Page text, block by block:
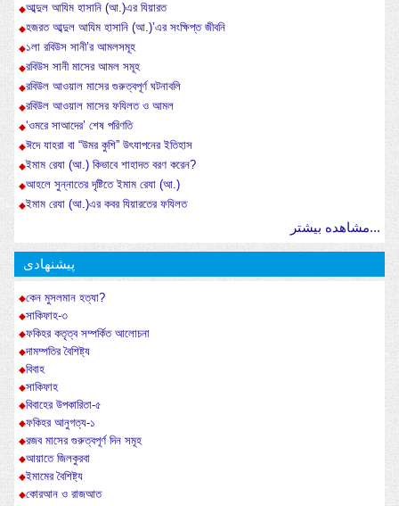
আব্দুল আযিম হাসানি (আ.)এর যিয়ারত
হজরত আব্দুল আযিম হাসানি (আ.)’এর সংক্ষিপ্ত জীবনি
১লা রবিউস সানী’র আমলসমূহ
রবিউস সানী মাসের আমল সমূহ
রবিউল আওয়াল মাসের গুরুত্বপূর্ণ ঘটনাবলি
রবিউল আওয়াল মাসের ফযিলত ও আমল
‘ওমরে সাআদের’ শেষ পরিণতি
ঈদে যাহরা বা “উমর কুশি” উৎযাপনের ইতিহাস
ইমাম রেযা (আ.) কিভাবে শাহাদত বরণ করেন?
আহলে সুন্নাতের দৃষ্টিতে ইমাম রেযা (আ.)
ইমাম রেযা (আ.)এর কবর যিয়ারতের ফযিলত
مشاهده بیشتر...
پیشنهادی
কেন মুসলমান হত্যা?
সাকিফাহ-৩
ফকিহর কতৃত্ব সম্পর্কিত আলোচনা
দামম্পতির বৈশিষ্ট্য
বিবাহ
সাকিফাহ
বিবাহের উপকারিতা-৫
ফকিহর আনুগত্য-১
রজব মাসের গুরুত্বপূর্ণ দিন সমূহ
আয়াতে জিলকুরবা
ইমামের বৈশিষ্ট্য
কোরআন ও রাজআত